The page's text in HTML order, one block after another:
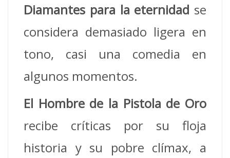
Diamantes para la eternidad se
considera demasiado ligera en
tono, casi una comedia en
algunos momentos.
El Hombre de la Pistola de Oro
recibe críticas por su floja
historia y su pobre clímax, a